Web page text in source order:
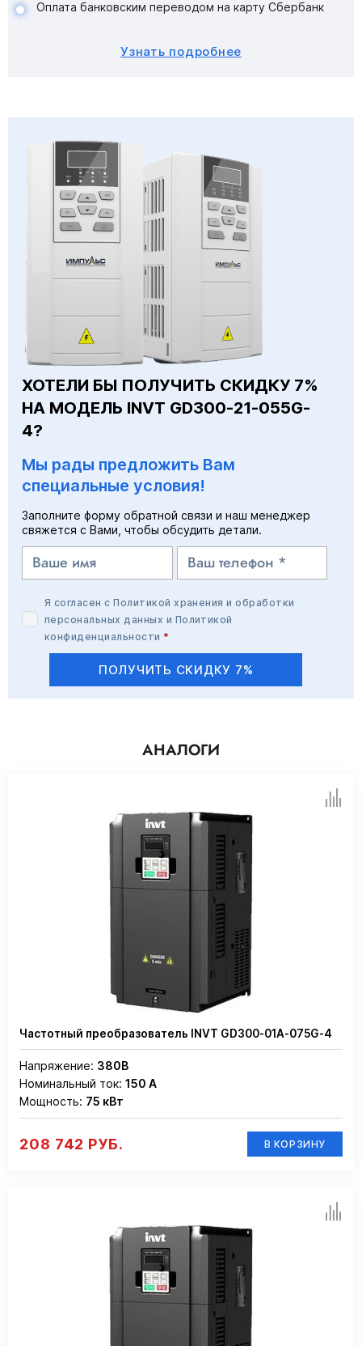
Оплата банковским переводом на карту Сбербанк
Узнать подробнее
ХОТЕЛИ БЫ ПОЛУЧИТЬ СКИДКУ 7%
НА МОДЕЛЬ INVT GD300-21-055G-
4?
Мы рады предложить Вам
специальные условия!
Заполните форму обратной связи и наш менеджер
свяжется с Вами, чтобы обсудить детали.
Я согласен сПолитикой хранения и обработки
персональных данных и Политикой
конфиденциальности *
ПОЛУЧИТЬ СКИДКУ 7%
АНАЛОГИ
Частотный преобразователь INVT GD300-01A-075G-4
Напряжение: 380В
Номинальный ток: 150 А
Мощность: 75 кВт
208 742 РУБ. В КОРЗИНУ